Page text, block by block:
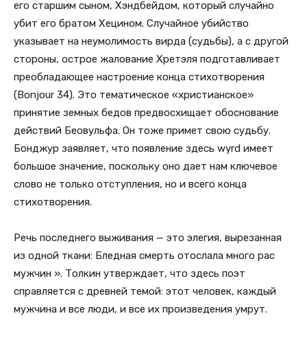
его старшим сыном, Хэндбейдом, который случайно
убит его братом Хецином. Случайное убийство
указывает на неумолимость вирда (судьбы), а с другой
стороны, острое жалование Хретэля подготавливает
преобладающее настроение конца стихотворения
(Bonjour 34). Это тематическое «христианское»
принятие земных бедов предвосхищает обоснование
действий Беовульфа. Он тоже примет свою судьбу.
Бонджур заявляет, что появление здесь wyrd имеет
большое значение, поскольку оно дает нам ключевое
слово не только отступления, но и всего конца
стихотворения.
Речь последнего выживания — это элегия, вырезанная
из одной ткани: Бледная смерть отослала много рас
мужчин ». Толкин утверждает, что здесь поэт
справляется с древней темой: этот человек, каждый
мужчина и все люди, и все их произведения умрут.